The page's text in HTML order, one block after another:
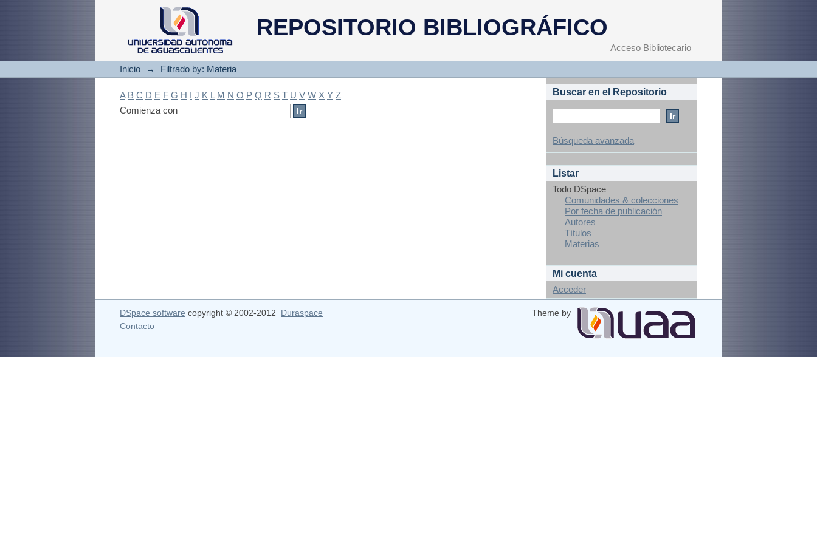
REPOSITORIO BIBLIOGRÁFICO
Filtrado by: Materia
Acceso Bibliotecario
Inicio → Filtrado by: Materia
A B C D E F G H I J K L M N O P Q R S T U V W X Y Z
Comienza con
Buscar en el Repositorio
Búsqueda avanzada
Listar
Todo DSpace
Comunidades & colecciones
Por fecha de publicación
Autores
Títulos
Materias
Mi cuenta
Acceder
DSpace software copyright © 2002-2012 Duraspace
Theme by
Contacto